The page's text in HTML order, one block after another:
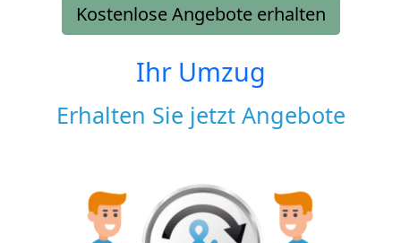
Kostenlose Angebote erhalten
Ihr Umzug
Erhalten Sie jetzt Angebote